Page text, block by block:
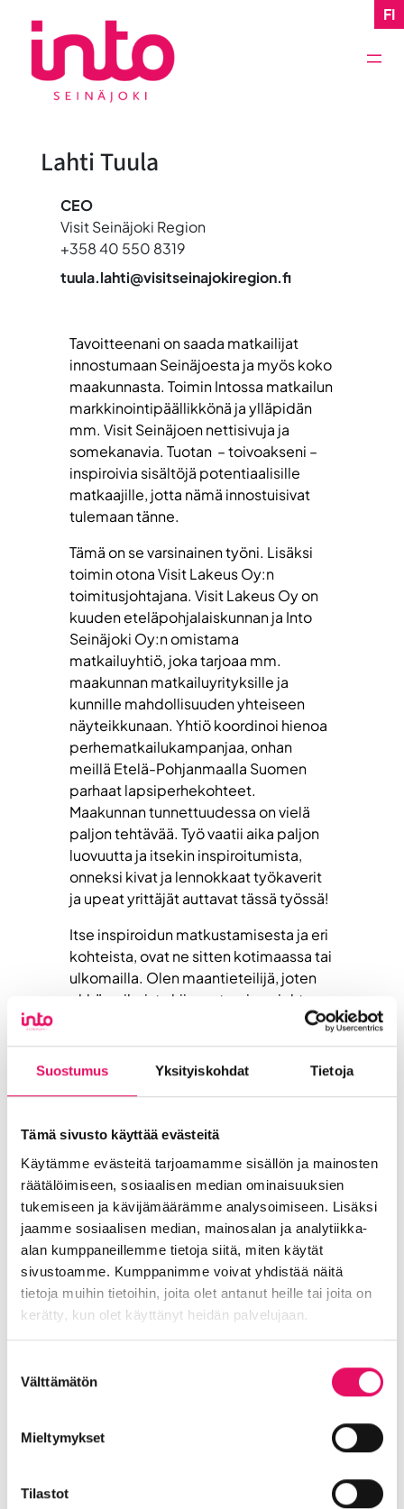
Suostumus Yksityiskohdat Tietoja
Tämä sivusto käyttää evästeitä
Käytämme evästeitä tarjoamamme sisällön ja mainosten
räätälöimiseen, sosiaalisen median ominaisuuksien
tukemiseen ja kävijämäärämme analysoimiseen. Lisäksi
jaamme sosiaalisen median, mainosalan ja analytiikka-
alan kumppaneillemme tietoja siitä, miten käytät
sivustoamme. Kumppanimme voivat yhdistää näitä
tietoja muihin tietoihin, joita olet antanut heille tai joita on
kerätty, kun olet käyttänyt heidän palvelujaan.
valinta
Välttämätön
Mieltymykset
Tilastot
FI
Lahti Tuula
CEO
Visit Seinäjoki Region
+358 40 550 8319
tuula.lahti@visitseinajokiregion.fi
Tavoitteenani on saada matkailijat
innostumaan Seinäjoesta ja myös koko
maakunnasta. Toimin Intossa matkailun
markkinointipäällikkönä ja ylläpidän
mm. Visit Seinäjoen nettisivuja ja
somekanavia. Tuotan – toivoakseni –
inspiroivia sisältöjä potentiaalisille
matkaajille, jotta nämä innostuisivat
tulemaan tänne.
Tämä on se varsinainen työni. Lisäksi
toimin otona Visit Lakeus Oy:n
toimitusjohtajana. Visit Lakeus Oy on
kuuden eteläpohjalaiskunnan ja Into
Seinäjoki Oy:n omistama
matkailuyhtiö, joka tarjoaa mm.
maakunnan matkailuyrityksille ja
kunnille mahdollisuuden yhteiseen
näyteikkunaan. Yhtiö koordinoi hienoa
perhematkailukampanjaa, onhan
meillä Etelä-Pohjanmaalla Suomen
parhaat lapsiperhekohteet.
Maakunnan tunnettuudessa on vielä
paljon tehtävää. Työ vaatii aika paljon
luovuutta ja itsekin inspiroitumista,
onneksi kivat ja lennokkaat työkaverit
ja upeat yrittäjät auttavat tässä työssä!
Itse inspiroidun matkustamisesta ja eri
kohteista, ovat ne sitten kotimaassa tai
ulkomailla. Olen maantieteilijä, joten
ehkä paikoista kiinnostuminen johtuu
puutarhanhoitoa ja lukemista. Ja
lukeminen tarkoittaa ihan kirjoja ja